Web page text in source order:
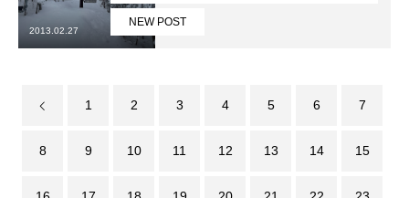
NEW POST
2013.02.27
1 2 3 4 5 6 7
8 9 10 11 12 13 14 15